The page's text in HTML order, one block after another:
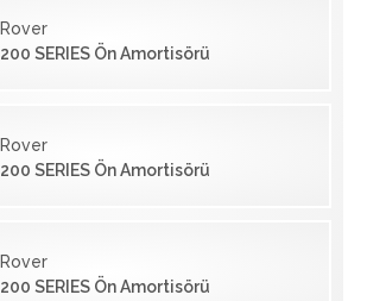
Rover
200 SERIES Ön Amortisörü
Rover
200 SERIES Ön Amortisörü
Rover
200 SERIES Ön Amortisörü